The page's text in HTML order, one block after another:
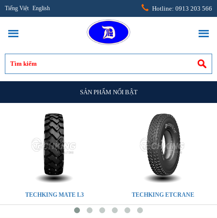
Tiếng Việt English Hotline: 0913 203 566
SẢN PHẨM NỔI BẬT
TECHKING MATE L3 TECHKING ETCRANE